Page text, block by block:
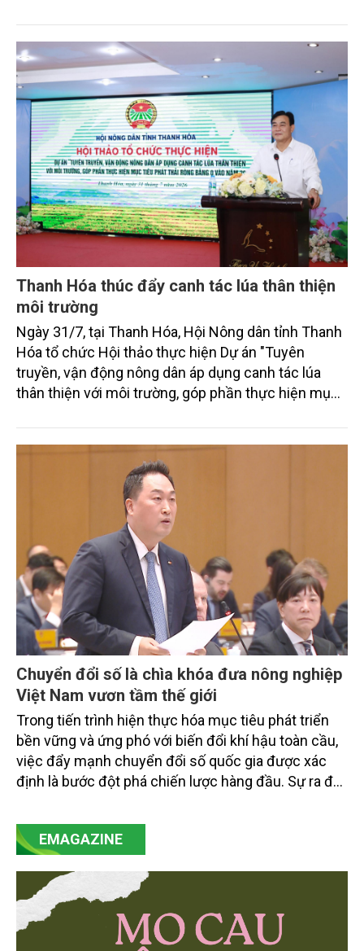
sắc bởi các tiến bộ công nghệ và cam kết bền vững
toàn cầu, đặc biệt là mục tiêu đưa phát thải ròng
bằng 0 (Net-Zero) vào năm 2050.
Thanh Hóa thúc đẩy canh tác lúa thân thiện
môi trường
Ngày 31/7, tại Thanh Hóa, Hội Nông dân tỉnh Thanh
Hóa tổ chức Hội thảo thực hiện Dự án "Tuyên
truyền, vận động nông dân áp dụng canh tác lúa
thân thiện với môi trường, góp phần thực hiện mục
trình thu hút sự tham gia của đông đảo đại biểu đến
từ các cơ quan quản lý nhà nước, đơn vị nghiên cứu,
doanh nghiệp, hợp tác xã và nông dân đang trực
tiếp triển khai mô hình sản xuất lúa phát thải thấp.
Chuyển đổi số là chìa khóa đưa nông nghiệp
Việt Nam vươn tầm thế giới
Trong tiến trình hiện thực hóa mục tiêu phát triển
bền vững và ứng phó với biến đổi khí hậu toàn cầu,
việc đẩy mạnh chuyển đổi số quốc gia được xác
định là bước đột phá chiến lược hàng đầu. Sự ra đời
mạnh mẽ, thúc đẩy quá trình cải cách toàn diện,
minh bạch hóa chuỗi cung ứng và nâng cao hiệu
then chốt là nông nghiệp và môi trường.
EMAGAZINE